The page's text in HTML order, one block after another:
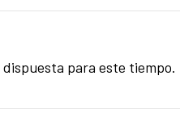
para este